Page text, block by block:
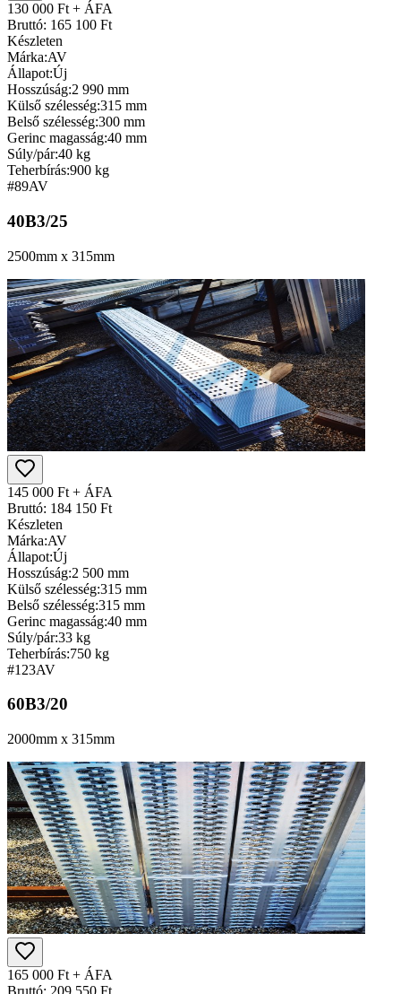
130 000 Ft + ÁFA
Bruttó: 165 100 Ft
Készleten
Márka:AV
Állapot:Új
Hosszúság:2 990 mm
Külső szélesség:315 mm
Belső szélesség:300 mm
Gerinc magasság:40 mm
Súly/pár:40 kg
Teherbírás:900 kg
#89AV
40B3/25
2500mm x 315mm
145 000 Ft + ÁFA
Bruttó: 184 150 Ft
Készleten
Márka:AV
Állapot:Új
Hosszúság:2 500 mm
Külső szélesség:315 mm
Belső szélesség:315 mm
Gerinc magasság:40 mm
Súly/pár:33 kg
Teherbírás:750 kg
#123AV
60B3/20
2000mm x 315mm
165 000 Ft + ÁFA